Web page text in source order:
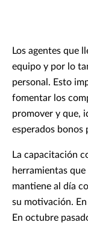
Los agentes que
equipo y por lo
personal. Esto
fomentar los
promover y que,
esperados bonos
La capacitación
herramientas
mantiene al día
su motivación.
En octubre